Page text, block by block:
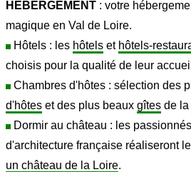
HEBERGEMENT : votre
magique en Val de Loire.
Hôtels : les hôtels et hôtels-
choisis pour la qualité de leur
Chambres d'hôtes : sélection des
d'hôtes et des plus beaux gîtes de la
Dormir au château : les
d'architecture française réaliseront
un château de la Loire.